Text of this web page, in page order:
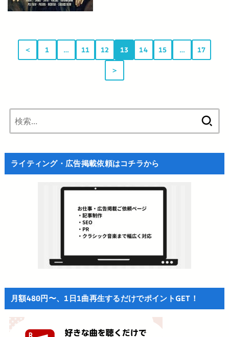
＜ 1 … 11 12 13 14 15 … 17
＞
ライティング・広告掲載依頼はコチラから
月額480円〜、1日1曲再生するだけでポイントGET！